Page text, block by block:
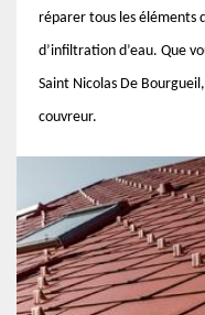
réparer tous les éléments
d’infiltration d’eau. Que
Saint Nicolas De
couvreur.